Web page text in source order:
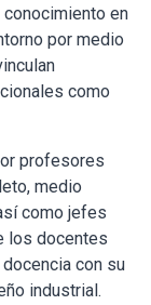
en
por medio
como
profesores
medio
como jefes
los docentes
con su
industrial.